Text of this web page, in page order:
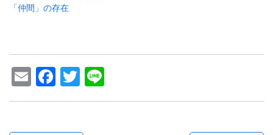
「仲間」の存在
EmailFacebook
Twitter